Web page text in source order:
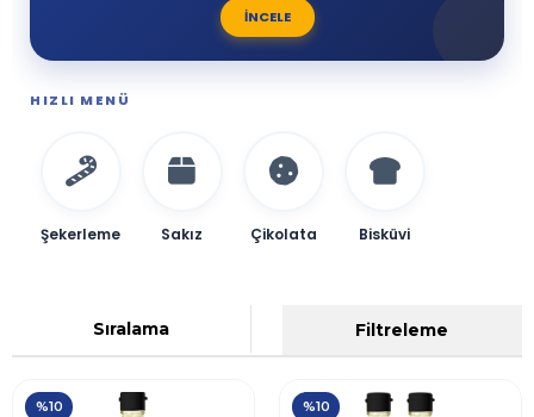
İNCELE
HIZLI MENÜ
Şekerleme Sakız Çikolata Bisküvi
Filtreleme
Sıralama
%10 %10